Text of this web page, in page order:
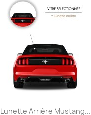
Lunette Arrière Mustang...